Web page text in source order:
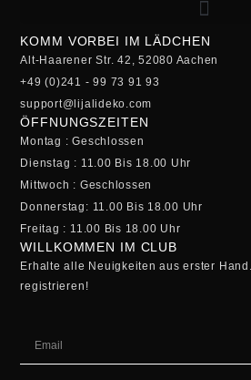
KOMM VORBEI IM LÄDCHEN
Alt-Haarener Str. 42, 52080 Aachen
+49 (0)241 - 99 73 91 93
support@lijalideko.com
ÖFFNUNGSZEITEN
Montag : Geschlossen
Dienstag : 11.00 Bis 18.00 Uhr
Mittwoch : Geschlossen
Donnerstag: 11.00 Bis 18.00 Uhr
Freitag : 11.00 Bis 18.00 Uhr
WILLKOMMEN IM CLUB
Erhalte alle Neuigkeiten aus erster
registrieren!